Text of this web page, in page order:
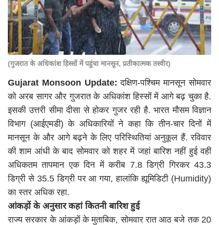
(गुजरात के अधिकांश हिस्सों में पहुंचा मानसून, प्रतीकात्मक तस्वीर)
Gujarat Monsoon Update: दक्षिण-पश्चिम मानसून सोमवार
को अरब सागर और गुजरात के अधिकांश हिस्सों में आगे बढ़ चुका है.
इसकी उत्तरी सीमा दीसा से होकर गुजर रही है. भारत मौसम विज्ञान
विभाग (आईएमडी) के अधिकारियों ने कहा कि तीन-चार दिनों में
मानसून के और आगे बढ़ने के लिए परिस्थितियां अनुकूल हैं. रविवार
की शाम आंधी के बाद सोमवार को शहर में जहां बारिश नहीं हुई वहीं
अधिकतम तापमान एक दिन में करीब 7.8 डिग्री गिरकर 43.3
डिग्री से 35.5 डिग्री पर आ गया, हालांकि ह्यूमिडिटी (Humidity)
का स्तर अधिक रहा.
आंकड़ों के अनुसार कहां कितनी बारिश हुई
राज्य सरकार के आंकड़ों के मुताबिक, सोमवार रात आठ बजे तक 20